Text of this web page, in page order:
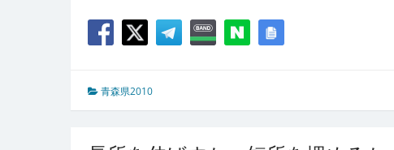
青森県2010